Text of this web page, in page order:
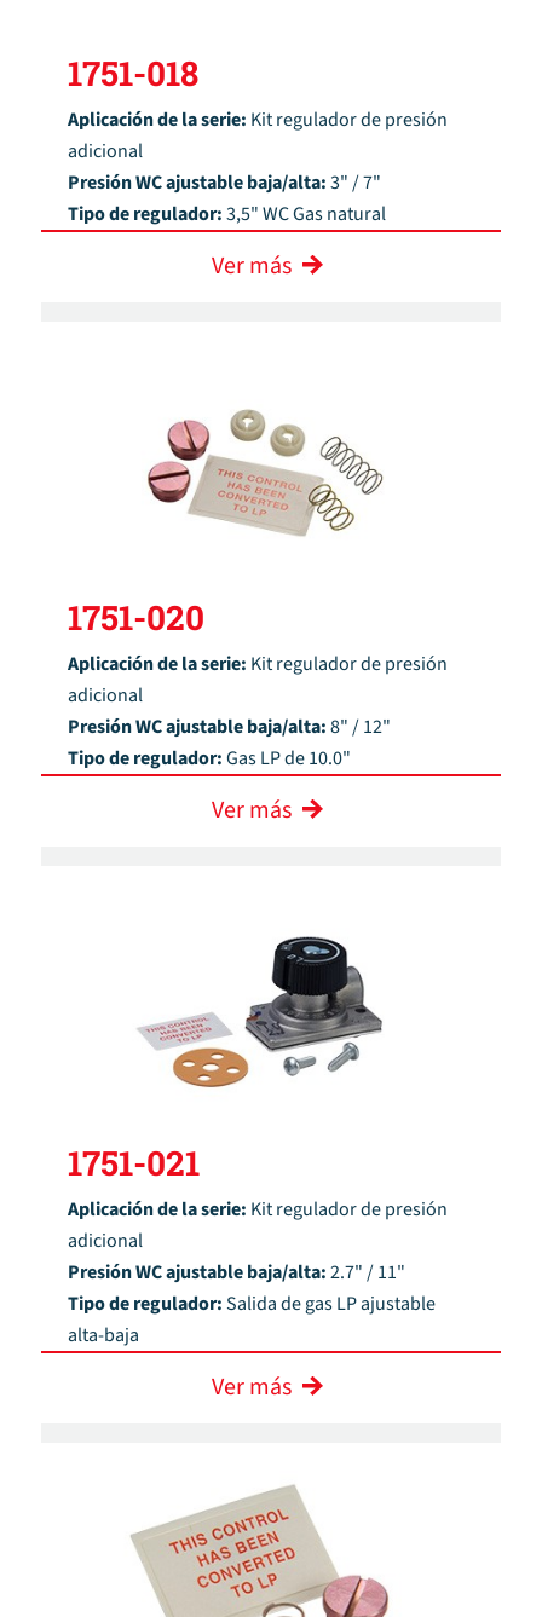
1751-018
Aplicación de la serie: Kit regulador de presión
adicional
Presión WC ajustable baja/alta:3" / 7"
Tipo de regulador:3,5" WC Gas natural
Ver más
1751-020
Aplicación de la serie: Kit regulador de presión
adicional
Presión WC ajustable baja/alta:8" / 12"
Tipo de regulador:Gas LP de 10.0"
Ver más
1751-021
Aplicación de la serie: Kit regulador de presión
adicional
Presión WC ajustable baja/alta:2.7" / 11"
Tipo de regulador:Salida de gas LP ajustable
alta-baja
Ver más